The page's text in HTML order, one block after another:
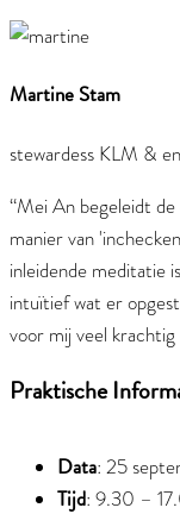
Martine Stam
stewardess KLM &
“Mei An begeleidt
manier van
inleidende meditatie
intuïtief wat er
voor mij veel
Praktische
Data: 25
Tijd: 9.30 –